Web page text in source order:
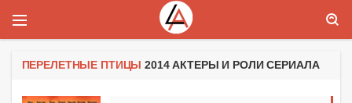
ПЕРЕЛЕТНЫЕ ПТИЦЫ 2014 АКТЕРЫ И РОЛИ СЕРИАЛА